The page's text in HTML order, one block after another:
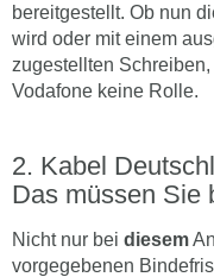
bereitgestellt. Ob nun
wird oder mit einem
zugestellten
Vodafone keine Rolle.
Kabel
Das müssen Sie
Nicht nur bei diesem
vorgegebenen